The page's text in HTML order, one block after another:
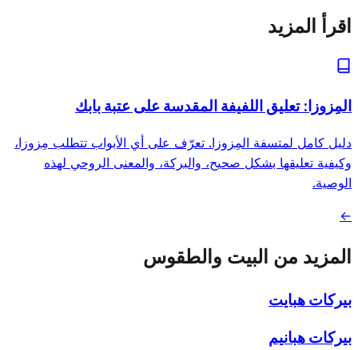
اقرأ المزيد
المِزوزا: تعليق اللفيفة المقدسة على عتبة بابك
دليل كامل لمتسفة المِزوزا. تعرّف على أي الأبواب تتطلب مِزوزا،
وكيفية تعليقها بشكل صحيح، والبركة، والمعنى الروحي لهذه
الوصية.
←
المزيد من البيت والطقوس
بيركات هبايت
بيركات هبانيم